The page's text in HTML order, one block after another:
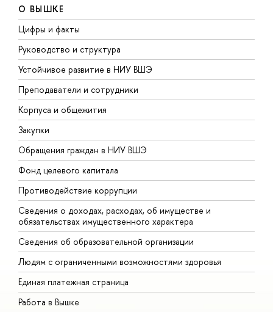
О ВЫШКЕ
Цифры и факты
Руководство и структура
Устойчивое развитие в НИУ ВШЭ
Преподаватели и сотрудники
Корпуса и общежития
Закупки
Обращения граждан в НИУ ВШЭ
Фонд целевого капитала
Противодействие коррупции
Сведения о доходах, расходах, об имуществе и
обязательствах имущественного характера
Сведения об образовательной организации
Людям с ограниченными возможностями здоровья
Единая платежная страница
Работа в Вышке